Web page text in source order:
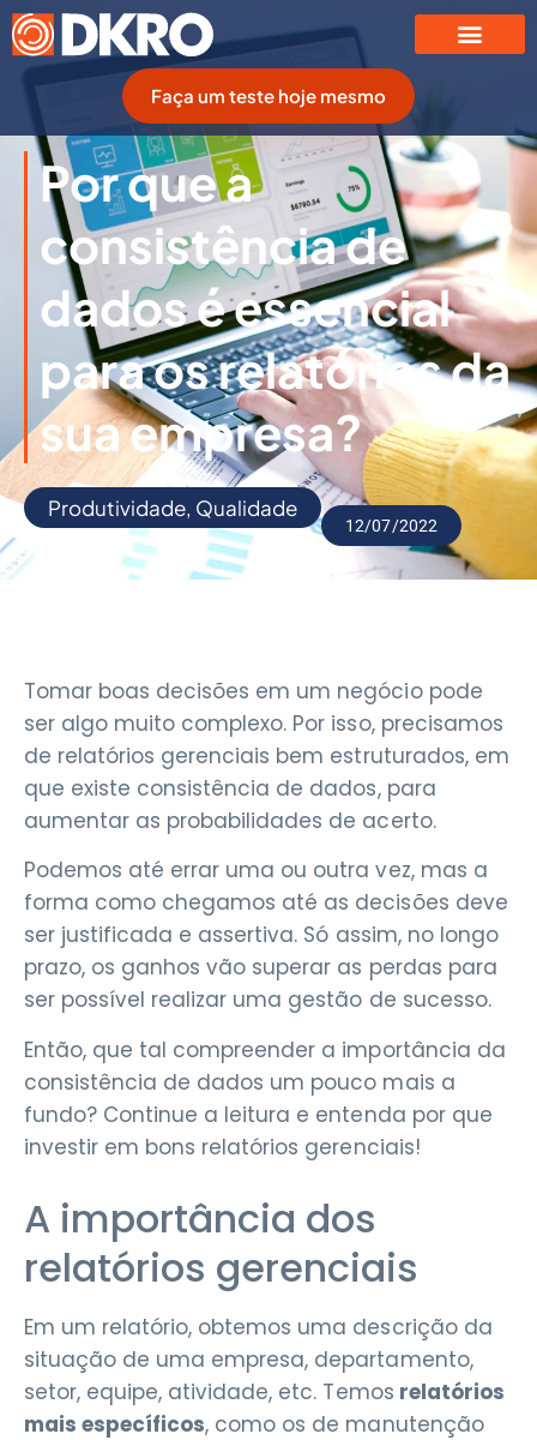
Faça um teste hoje mesmo
Por que a
consistência de
dados é essencial
para os relatórios da
sua empresa?
Produtividade, Qualidade
12/07/2022
Tomar boas decisões em um negócio pode
ser algo muito complexo. Por isso, precisamos
de relatórios gerenciais bem estruturados, em
que existe consistência de dados, para
aumentar as probabilidades de acerto.
Podemos até errar uma ou outra vez, mas a
forma como chegamos até as decisões deve
ser justificada e assertiva. Só assim, no longo
prazo, os ganhos vão superar as perdas para
ser possível realizar uma gestão de sucesso.
Então, que tal compreender a importância da
consistência de dados um pouco mais a
fundo? Continue a leitura e entenda por que
investir em bons relatórios gerenciais!
A importância dos
relatórios gerenciais
Em um relatório, obtemos uma descrição da
situação de uma empresa, departamento,
setor, equipe, atividade, etc. Temos relatórios
mais específicos, como os de manutenção